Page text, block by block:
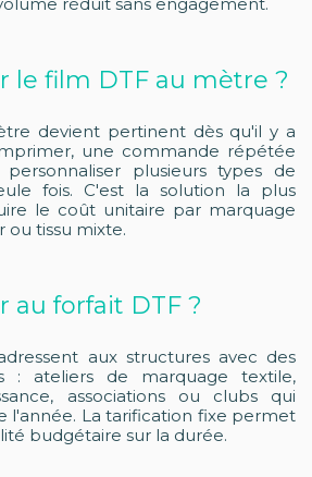
le film DTF au mètre ?
devient pertinent dès qu'il y a
une commande répétée
plusieurs types de
fois. C'est la solution la plus
le coût unitaire par marquage
ou tissu mixte.
au forfait DTF ?
aux structures avec des
: ateliers de marquage textile,
associations ou clubs qui
l'année. La tarification fixe permet
budgétaire sur la durée.